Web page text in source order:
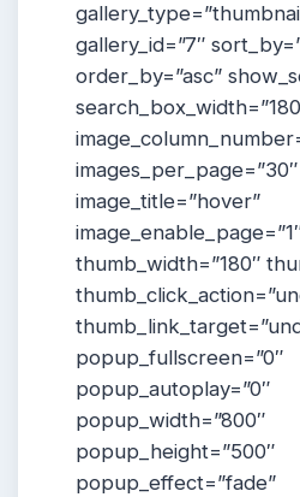
gallery_id=”7″
order_by=”asc”
images_per_page=”30″
image_title=”hover”
thumb_width=”180″
popup_fullscreen=”0″
popup_autoplay=”0″
popup_width=”800″
popup_height=”500″
popup_effect=”fade”